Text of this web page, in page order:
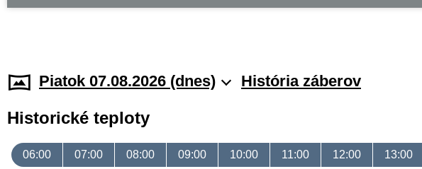
Piatok 07.08.2026 (dnes) História záberov
Historické teploty
06:00 07:00 08:00 09:00 10:00 11:00 12:00 13:00